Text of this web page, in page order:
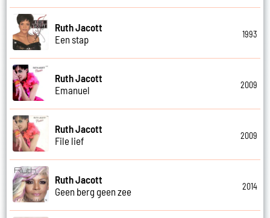
Ruth Jacott
Een stap
1993
Ruth Jacott
Emanuel
2009
Ruth Jacott
File lief
2009
Ruth Jacott
Geen berg geen zee
2014